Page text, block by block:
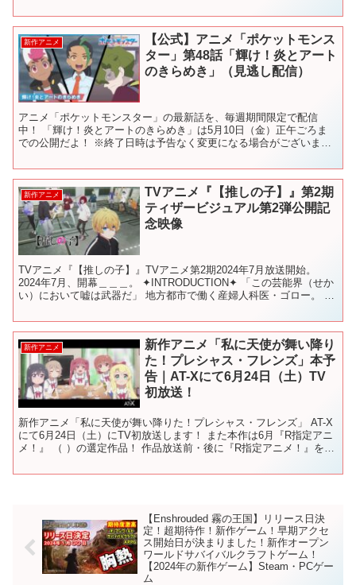
新作アニメ
【公式】アニメ「ポケットモンス
ター」第48話「輝け！炎とアート
のきらめき」（見逃し配信）
アニメ「ポケットモンスター」の最新話を、毎週期間限定で配信
中！ 「輝け！炎とアートのきらめき」は5月10日（金）正午ごろま
での公開だよ！ ※終了日時は予告なく変更になる場合がございま
新作アニメ
TVアニメ『【推しの子】』第2期
ティザービジュアル第2弾公開記
念映像
TVアニメ『【推しの子】』TVアニメ第2期2024年7月放送開始。
2024年7月、開幕＿＿＿。 ✦INTRODUCTION✦ 「この芸能界（せか
い）において嘘は武器だ」 地方都市で働く産婦人科医・ゴロー。 あ
新作アニメ
新作アニメ「私に天使が舞い降り
た！プレシャス・フレンズ」本予
告｜AT-Xにて6月24日（土）TV
初放送！
新作アニメ「私に天使が舞い降りた！プレシャス・フレンズ」 AT-X
にて6月24日（土）にTV初放送します！ また本作は6月『R指定アニ
メ！』 （ ）の選定作品！ 作品放送前・後に『R指定アニメ！』をお
【Enshrouded 霧の王国】リリース日決
定！超期待作！新作ゲーム！早期アクセ
ス開始日が決まりました！新作オープン
ワールドサバイバルクラフトゲーム！
【2024年の新作ゲーム】Steam・PCゲー
ム